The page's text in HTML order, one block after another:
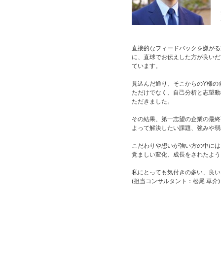
直接的なフィードバックを嫌が
に、直球でお伝えした方が良い
ています。
見込んだ通り、そこからのY様
ただけでなく、自己分析と志望
ただきました。
その結果、第一志望の企業の最
よって解決したい課題、強みや
こだわりや想いが強い方の中に
覚ましい変化、成長をされたよ
私にとっても気付きの多い、良
(担当コンサルタント：松尾 草介)